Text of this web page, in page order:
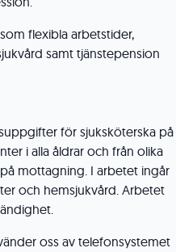
flexibla arbetstider,
samt tjänstepension
för sjuksköterska på
i alla åldrar och från olika
mottagning. I arbetet ingår
och hemsjukvård. Arbetet
oss av telefonsystemet